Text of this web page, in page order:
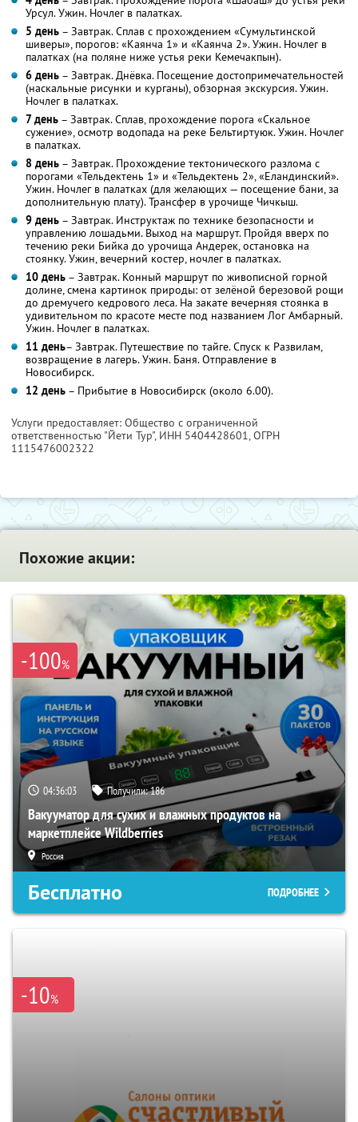
Урсул. Ужин. Ночлег в палатках.
5 день – Завтрак. Сплав с прохождением «Сумультинской
шиверы», порогов: «Каянча 1» и «Каянча 2». Ужин. Ночлег в
палатках (на поляне ниже устья реки Кемечакпын).
6 день – Завтрак. Днёвка. Посещение достопримечательностей
(наскальные рисунки и курганы), обзорная экскурсия. Ужин.
Ночлег в палатках.
7 день – Завтрак. Сплав, прохождение порога «Скальное
сужение», осмотр водопада на реке Бельтиртуюк. Ужин. Ночлег
в палатках.
8 день – Завтрак. Прохождение тектонического разлома с
порогами «Тельдектень 1» и «Тельдектень 2», «Еландинский».
Ужин. Ночлег в палатках (для желающих — посещение бани, за
дополнительную плату). Трансфер в урочище Чичкыш.
9 день – Завтрак. Инструктаж по технике безопасности и
управлению лошадьми. Выход на маршрут. Пройдя вверх по
течению реки Бийка до урочища Андерек, остановка на
стоянку. Ужин, вечерний костер, ночлег в палатках.
10 день – Завтрак. Конный маршрут по живописной горной
долине, смена картинок природы: от зелёной березовой рощи
до дремучего кедрового леса. На закате вечерняя стоянка в
удивительном по красоте месте под названием Лог Амбарный.
Ужин. Ночлег в палатках.
11 день– Завтрак. Путешествие по тайге. Спуск к Развилам,
возвращение в лагерь. Ужин. Баня. Отправление в
Новосибирск.
12 день – Прибытие в Новосибирск (около 6.00).
Услуги предоставляет: Общество с ограниченной
ответственностью "Йети Тур", ИНН 5404428601, ОГРН
1115476002322
Похожие акции:
-100%
04:36:02 Получили:186
Вакууматор для сухих и влажных продуктов на
маркетплейсе Wildberries
Россия
Бесплатно ПОДРОБНЕЕ
-10%